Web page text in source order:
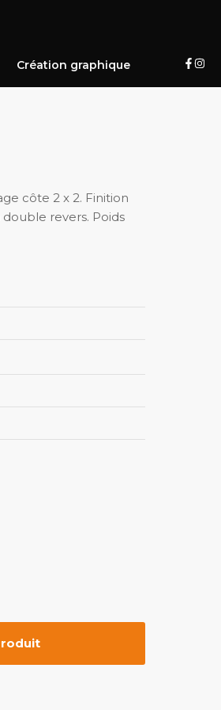
Création graphique
côte 2 x 2. Finition
revers. Poids